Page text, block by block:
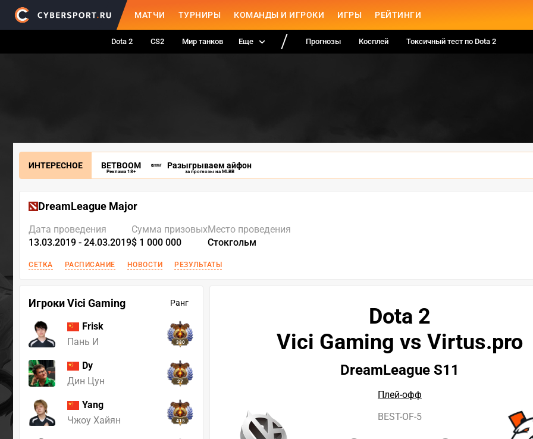
МАТЧИ ТУРНИРЫ КОМАНДЫ И ИГРОКИ ИГРЫ РЕЙТИНГИ
Dota 2 CS2 Мир танков Еще Прогнозы Косплей Токсичный тест по Dota 2
ИНТЕРЕСНОЕ BETBOOM
Реклама 18+
Разыгрываем айфон
за прогнозы на MLBB
DreamLeague Major
Дата проведения
13.03.2019 - 24.03.2019
Сумма призовых
$ 1 000 000
Место проведения
Стокгольм
СЕТКА РАСПИСАНИЕ НОВОСТИ РЕЗУЛЬТАТЫ
Игроки Vici Gaming Ранг
Frisk
Пань И
380
Dy
Дин Цун
27
Yang
Чжоу Хайян
415
Dota 2
Vici Gaming vs Virtus.pro
DreamLeague S11
Плей-офф
BEST-OF-5